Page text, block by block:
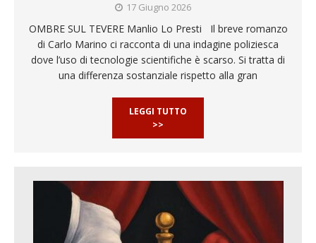
17 Giugno 2026
OMBRE SUL TEVERE Manlio Lo Presti Il breve romanzo
di Carlo Marino ci racconta di una indagine poliziesca
dove l’uso di tecnologie scientifiche è scarso. Si tratta di
una differenza sostanziale rispetto alla gran
LEGGI TUTTO
>>